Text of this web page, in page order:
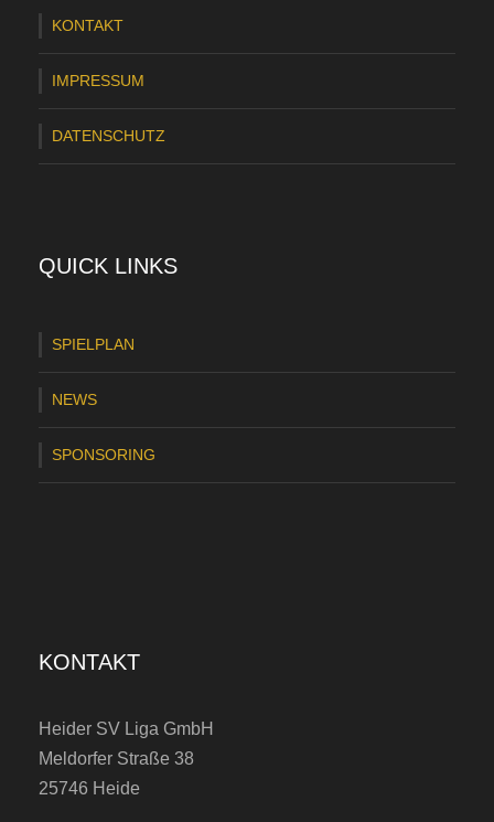
KONTAKT
IMPRESSUM
DATENSCHUTZ
QUICK LINKS
SPIELPLAN
NEWS
SPONSORING
KONTAKT
Heider SV Liga GmbH
Meldorfer Straße 38
25746 Heide